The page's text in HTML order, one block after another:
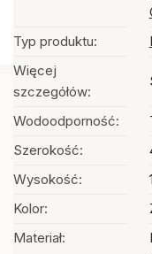
Typ produktu:
Więcej
szczegółów:
Wodoodporność:
Szerokość:
Wysokość:
Kolor:
Materiał: